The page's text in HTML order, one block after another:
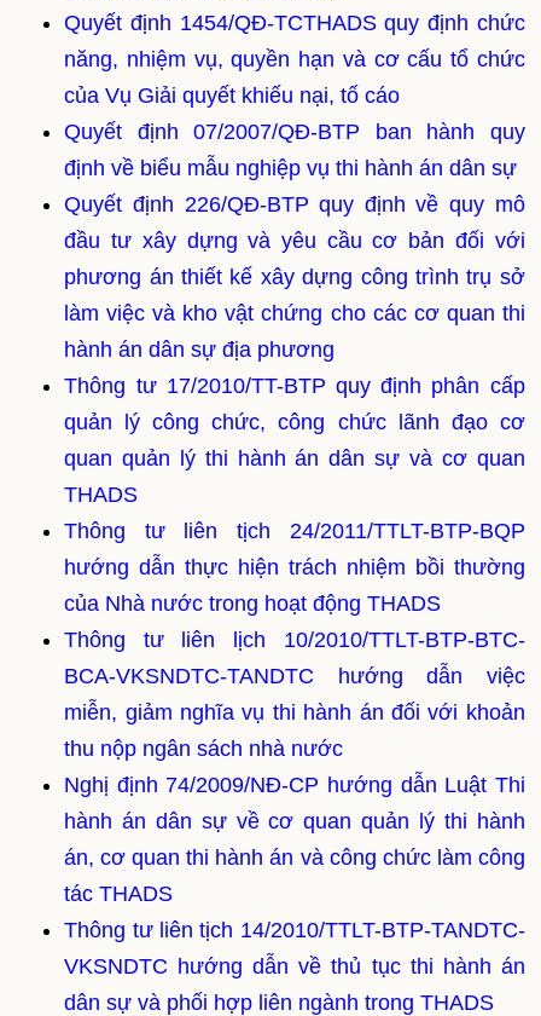
Quyết định 1454/QĐ-TCTHADS quy định chức
năng, nhiệm vụ, quyền hạn và cơ cấu tổ chức
của Vụ Giải quyết khiếu nại, tố cáo
Quyết định 07/2007/QĐ-BTP ban hành quy
định về biểu mẫu nghiệp vụ thi hành án dân sự
Quyết định 226/QĐ-BTP quy định về quy mô
đầu tư xây dựng và yêu cầu cơ bản đối với
phương án thiết kế xây dựng công trình trụ sở
làm việc và kho vật chứng cho các cơ quan thi
hành án dân sự địa phương
Thông tư 17/2010/TT-BTP quy định phân cấp
quản lý công chức, công chức lãnh đạo cơ
quan quản lý thi hành án dân sự và cơ quan
THADS
Thông tư liên tịch 24/2011/TTLT-BTP-BQP
hướng dẫn thực hiện trách nhiệm bồi thường
của Nhà nước trong hoạt động THADS
Thông tư liên lịch 10/2010/TTLT-BTP-BTC-
BCA-VKSNDTC-TANDTC hướng dẫn việc
miễn, giảm nghĩa vụ thi hành án đối với khoản
thu nộp ngân sách nhà nước
Nghị định 74/2009/NĐ-CP hướng dẫn Luật Thi
hành án dân sự về cơ quan quản lý thi hành
án, cơ quan thi hành án và công chức làm công
tác THADS
Thông tư liên tịch 14/2010/TTLT-BTP-TANDTC-
VKSNDTC hướng dẫn về thủ tục thi hành án
dân sự và phối hợp liên ngành trong THADS